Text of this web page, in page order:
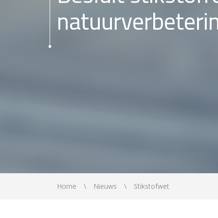
Home Nieuws Stikstofwet